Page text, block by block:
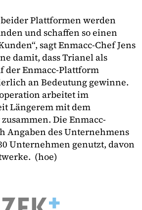
beider Plattformen werden
und schaffen so einen
sagt Enmacc-Chef Jens
damit, dass Trianel als
der Enmacc-Plattform
an Bedeutung gewinne.
arbeitet im
Längerem mit dem
Die Enmacc-
Angaben des Unternehmens
Unternehmen genutzt, davon
(hoe)